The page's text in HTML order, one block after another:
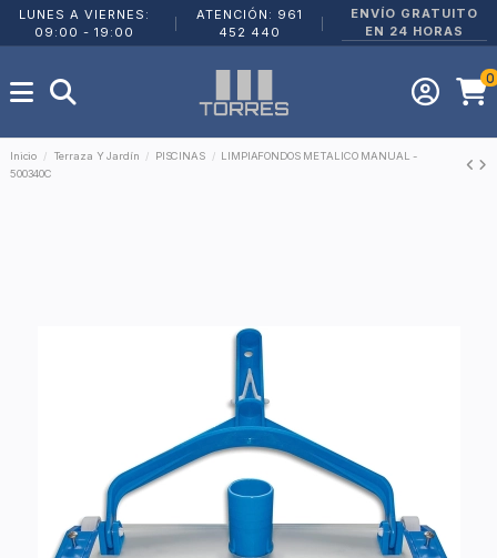
LUNES A VIERNES:
09:00 - 19:00
ATENCIÓN: 961
452 440
ENVÍO GRATUITO
EN 24 HORAS
0
Inicio Terraza Y Jardín PISCINAS
LIMPIAFONDOS METALICO MANUAL -
500340C